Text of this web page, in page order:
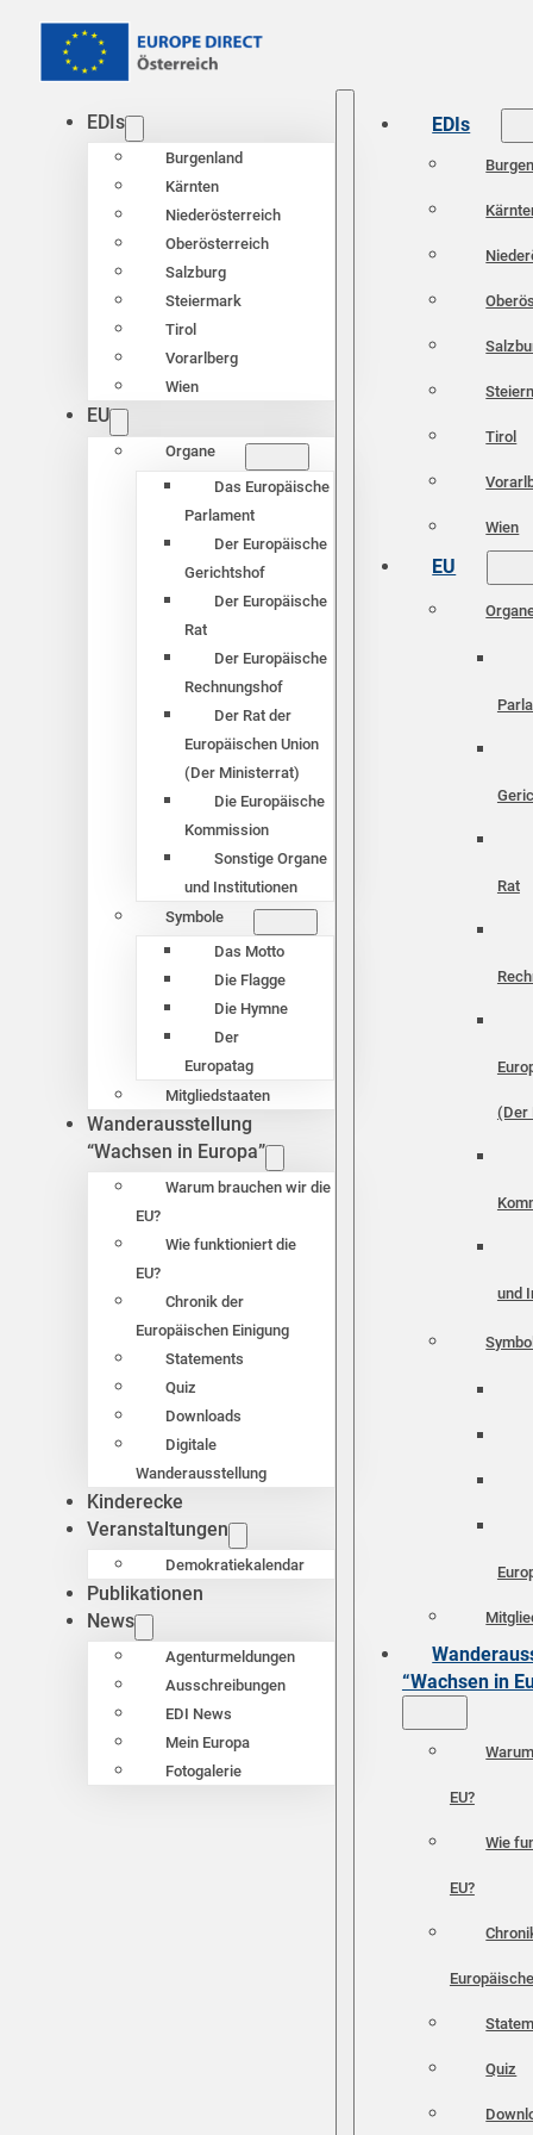
EDIs
Burgenland
Kärnten
Niederösterreich
Oberösterreich
Salzburg
Steiermark
Tirol
Vorarlberg
Wien
EU
Organe
Das Europäische
Parlament
Der Europäische
Gerichtshof
Der Europäische
Rat
Der Europäische
Rechnungshof
Der Rat der
Europäischen Union
(Der Ministerrat)
Die Europäische
Kommission
Sonstige Organe
und Institutionen
Symbole
Das Motto
Die Flagge
Die Hymne
Der
Europatag
Mitgliedstaaten
Wanderausstellung
“Wachsen in Europa”
Warum brauchen wir die
EU?
Wie funktioniert die
EU?
Chronik der
Europäischen Einigung
Statements
Quiz
Downloads
Digitale
Wanderausstellung
Kinderecke
Veranstaltungen
Demokratiekalendar
Publikationen
News
Agenturmeldungen
Ausschreibungen
EDI News
Mein Europa
Fotogalerie
EDIs
Tirol
Wien
EU
Rat
(Der
und
“Wachsen in
EU?
Wie
EU?
Quiz